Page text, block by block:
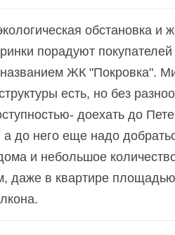
обстановка и
порадуют
ЖК "Покровка".
есть, но без
доехать до
а до него еще надо
и небольшое
даже в квартире